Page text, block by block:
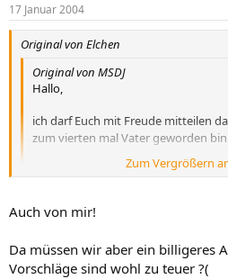
17 Januar 2004
Original von Elchen
Original von MSDJ
Hallo,
ich darf Euch mit Freude mitteilen
zum vierten mal Vater geworden
vergessen!!!!
Zum Vergrößern
Auch von mir!
Da müssen wir aber ein billigeres
Vorschläge sind wohl zu teuer ?(